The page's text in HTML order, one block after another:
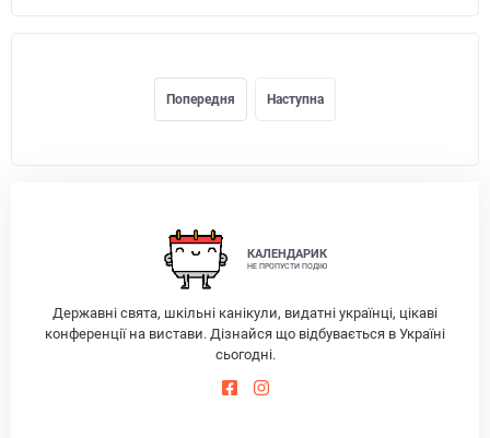
Попередня Наступна
КАЛЕНДАРИК
НЕ ПРОПУСТИ ПОДІЮ
Державні свята, шкільні канікули, видатні українці, цікаві
конференції на вистави. Дізнайся що відбувається в Україні
сьогодні.